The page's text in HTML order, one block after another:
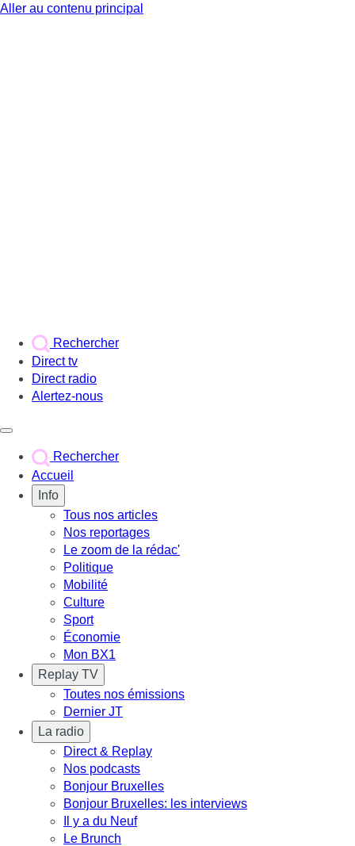
Aller au contenu principal
Rechercher
Direct tv
Direct radio
Alertez-nous
Rechercher
Accueil
Info
Tous nos articles
Nos reportages
Le zoom de la rédac'
Politique
Mobilité
Culture
Sport
Économie
Mon BX1
Replay TV
Toutes nos émissions
Dernier JT
La radio
Direct & Replay
Nos podcasts
Bonjour Bruxelles
Bonjour Bruxelles: les interviews
Il y a du Neuf
Le Brunch